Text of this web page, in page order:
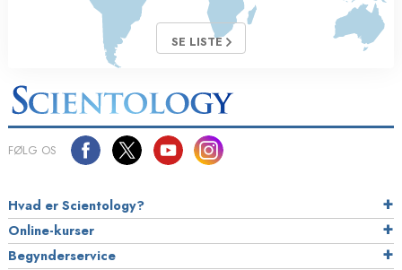
SE LISTE
FØLG OS
Hvad er Scientology?
Online-kurser
Begynderservice